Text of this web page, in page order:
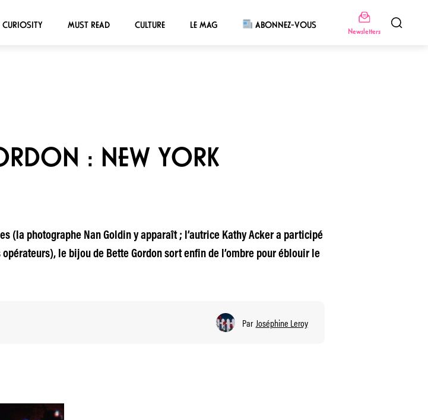
MUST READ CULTURE LE MAG ABONNEZ-VOUS
Newsletters
: NEW YORK
(la photographe Nan Goldin y apparaît ; l’autrice Kathy Acker a participé
le bijou de Bette Gordon sort enfin de l’ombre pour éblouir le
Par Joséphine Leroy